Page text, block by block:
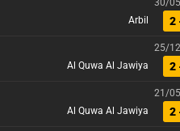
30/
Arbil
2
25/
Al Quwa Al Jawiya
2
21/
Al Quwa Al Jawiya
2